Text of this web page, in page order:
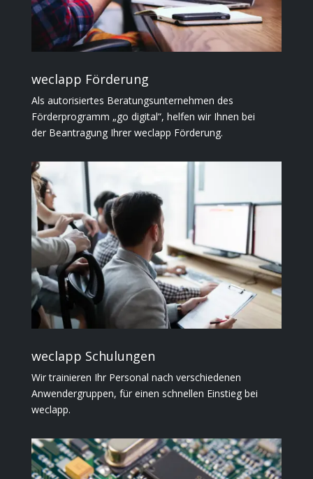
weclapp Förderung
Als autorisiertes Beratungsunternehmen des
Förderprogramm „go digital“, helfen wir Ihnen bei
der Beantragung Ihrer weclapp Förderung.
weclapp Schulungen
Wir trainieren Ihr Personal nach verschiedenen
Anwendergruppen, für einen schnellen Einstieg bei
weclapp.